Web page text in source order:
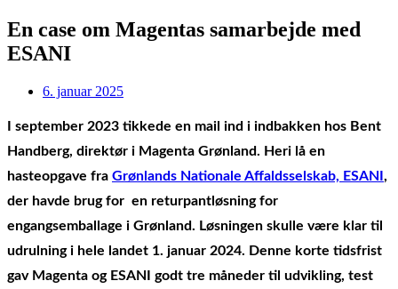
En case om Magentas samarbejde med
ESANI
6. januar 2025
I september 2023 tikkede en mail ind i indbakken hos Bent
Handberg, direktør i Magenta Grønland. Heri lå en
hasteopgave fra Grønlands Nationale Affaldsselskab, ESANI ,
der havde brug for  en returpantløsning for
engangsemballage i Grønland. Løsningen skulle være klar til
udrulning i hele landet 1. januar 2024. Denne korte tidsfrist
gav Magenta og ESANI godt tre måneder til udvikling, test